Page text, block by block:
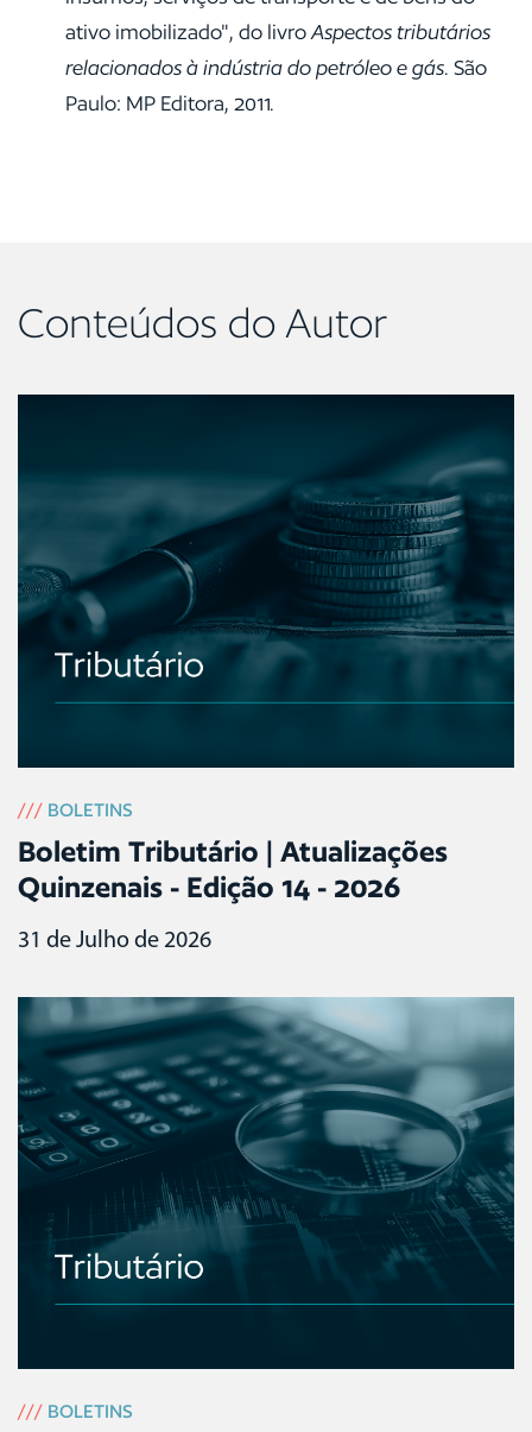
ativo imobilizado", do livroAspectos tributários
relacionados à indústria do petróleo e gás. São
Paulo: MP Editora, 2011.
Conteúdos do Autor
/// BOLETINS
Boletim Tributário | Atualizações
Quinzenais - Edição 14 - 2026
31 de Julho de 2026
/// BOLETINS